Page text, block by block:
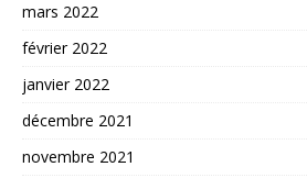
mars 2022
février 2022
janvier 2022
décembre 2021
novembre 2021